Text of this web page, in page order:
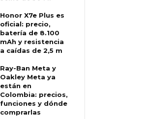
Honor X7e Plus es
oficial: precio,
batería de 8.100
mAh y resistencia
a caídas de 2,5 m
Ray-Ban Meta y
Oakley Meta ya
están en
Colombia: precios,
funciones y dónde
comprarlas